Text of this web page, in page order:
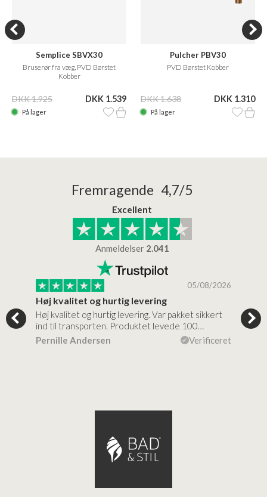
Semplice SBVX30
Bruserør fra væg, PVD Børstet
Kobber
DKK 1.925 DKK 1.539
På lager
Pulcher PBV30
PVD Børstet Kobber
DKK 1.638 DKK 1.310
På lager
Fremragende 4,7/5
Excellent
Anmeldelser 2.041
05/08/2026
Høj kvalitet og hurtig levering
Høj kvalitet og hurtig levering. Var pakket sikkert
ind til transporten. Produktet levede 100…
Pernille Andersen
Verificeret